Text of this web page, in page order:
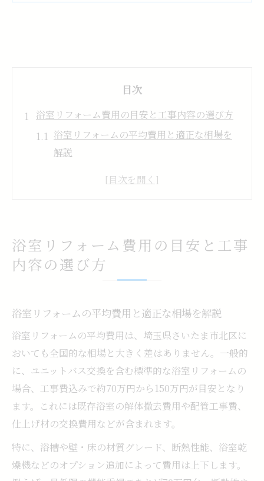
目次
浴室リフォーム費用の目安と工事内容の選び方
浴室リフォームの平均費用と適正な相場を
解説
工事内容別に変わる浴室リフォーム費用の
の内訳
浴室リフォーム会社選びで失敗しない方法
浴室リフォームを安く抑えるための工夫と
工事費込みでお得な浴室リフォームの選び
ユニットバスリフォーム最安値の探し方と
コツ
お風呂リフォーム格安プランのメリットと
浴室リフォーム費用を抑えたい方のポイン
ト
浴室リフォーム費用の目安と工事
内容の選び方
浴室リフォームの平均費用と適正な相場を解説
浴室リフォームの平均費用は、埼玉県さいたま市北区に
おいても全国的な相場と大きく差はありません。一般的
に、ユニットバス交換を含む標準的な浴室リフォームの
場合、工事費込みで約70万円から150万円が目安となり
ます。これには既存浴室の解体撤去費用や配管工事費、
仕上げ材の交換費用などが含まれます。
特に、浴槽や壁・床の材質グレード、断熱性能、浴室乾
燥機などのオプション追加によって費用は上下します。